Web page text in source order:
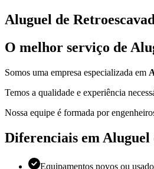
Aluguel de
O melhor serviço de
Somos uma empresa especializada em
Temos a qualidade e experiência
Nossa equipe é formada por
Diferenciais em
Equipamentos novos ou